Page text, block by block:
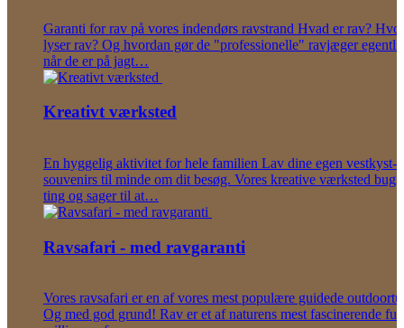
Garanti for rav på vores indendørs ravstrand Hvad er rav?
lyser rav? Og hvordan gør de "professionelle" ravjæger
når de er på jagt…
Kreativt værksted
En hyggelig aktivitet for hele familien Lav dine egen vestkyst-
souvenirs til minde om dit besøg. Vores kreative værksted
ting og sager til at…
Ravsafari - med ravgaranti
Vores ravsafari er en af vores mest populære guidede
Og med god grund! Rav er et af naturens mest fascinerende